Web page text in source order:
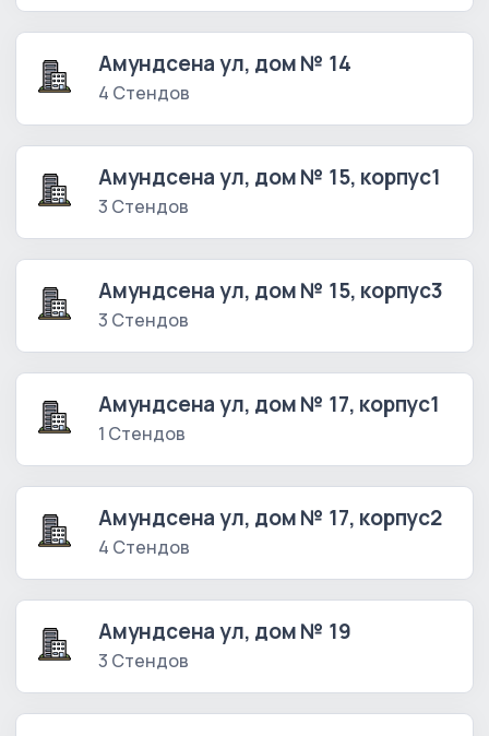
Амундсена ул, дом № 14
4 Стендов
Амундсена ул, дом № 15, корпус1
3 Стендов
Амундсена ул, дом № 15, корпус3
3 Стендов
Амундсена ул, дом № 17, корпус1
1 Стендов
Амундсена ул, дом № 17, корпус2
4 Стендов
Амундсена ул, дом № 19
3 Стендов